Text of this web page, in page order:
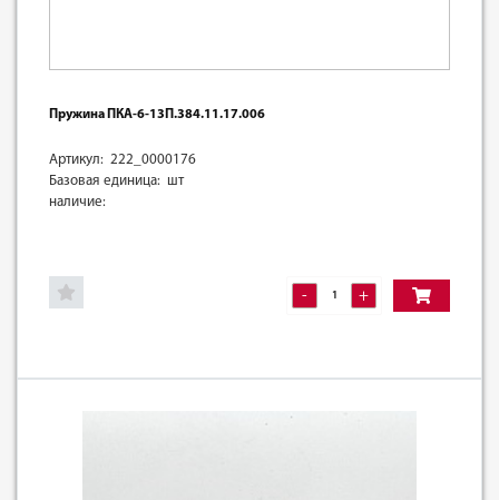
Пружина ПКА-6-13П.384.11.17.006
Артикул: 222_0000176
Базовая единица: шт
наличие:
- +